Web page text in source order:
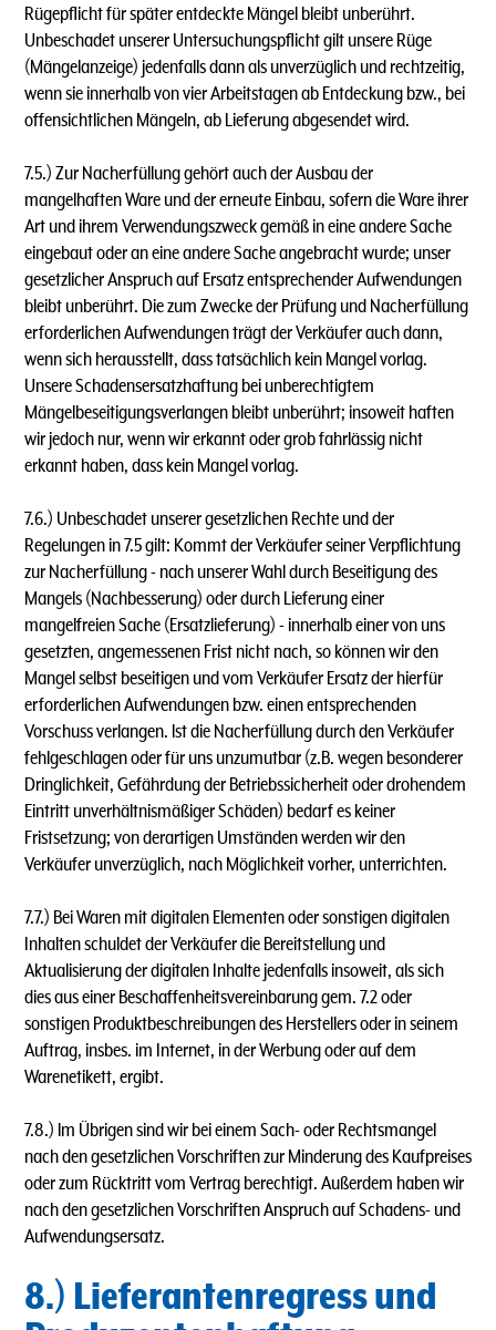
Rügepflicht für später entdeckte Mängel bleibt unberührt.
Unbeschadet unserer Untersuchungspflicht gilt unsere Rüge
(Mängelanzeige) jedenfalls dann als unverzüglich und rechtzeitig,
wenn sie innerhalb von vier Arbeitstagen ab Entdeckung bzw., bei
offensichtlichen Mängeln, ab Lieferung abgesendet wird.
7.5.) Zur Nacherfüllung gehört auch der Ausbau der
mangelhaften Ware und der erneute Einbau, sofern die Ware ihrer
Art und ihrem Verwendungszweck gemäß in eine andere Sache
eingebaut oder an eine andere Sache angebracht wurde; unser
gesetzlicher Anspruch auf Ersatz entsprechender Aufwendungen
bleibt unberührt. Die zum Zwecke der Prüfung und Nacherfüllung
erforderlichen Aufwendungen trägt der Verkäufer auch dann,
wenn sich herausstellt, dass tatsächlich kein Mangel vorlag.
Unsere Schadensersatzhaftung bei unberechtigtem
Mängelbeseitigungsverlangen bleibt unberührt; insoweit haften
wir jedoch nur, wenn wir erkannt oder grob fahrlässig nicht
erkannt haben, dass kein Mangel vorlag.
7.6.) Unbeschadet unserer gesetzlichen Rechte und der
Regelungen in 7.5 gilt: Kommt der Verkäufer seiner Verpflichtung
zur Nacherfüllung - nach unserer Wahl durch Beseitigung des
Mangels (Nachbesserung) oder durch Lieferung einer
mangelfreien Sache (Ersatzlieferung) - innerhalb einer von uns
gesetzten, angemessenen Frist nicht nach, so können wir den
Mangel selbst beseitigen und vom Verkäufer Ersatz der hierfür
erforderlichen Aufwendungen bzw. einen entsprechenden
Vorschuss verlangen. lst die Nacherfüllung durch den Verkäufer
fehlgeschlagen oder für uns unzumutbar (z.B. wegen besonderer
Dringlichkeit, Gefährdung der Betriebssicherheit oder drohendem
Eintritt unverhältnismäßiger Schäden) bedarf es keiner
Fristsetzung; von derartigen Umständen werden wir den
Verkäufer unverzüglich, nach Möglichkeit vorher, unterrichten.
7.7.) Bei Waren mit digitalen Elementen oder sonstigen digitalen
Inhalten schuldet der Verkäufer die Bereitstellung und
Aktualisierung der digitalen Inhalte jedenfalls insoweit, als sich
dies aus einer Beschaffenheitsvereinbarung gem. 7.2 oder
sonstigen Produktbeschreibungen des Herstellers oder in seinem
Auftrag, insbes. im Internet, in der Werbung oder auf dem
Warenetikett, ergibt.
7.8.) lm Übrigen sind wir bei einem Sach- oder Rechtsmangel
nach den gesetzlichen Vorschriften zur Minderung des Kaufpreises
oder zum Rücktritt vom Vertrag berechtigt. Außerdem haben wir
nach den gesetzlichen Vorschriften Anspruch auf Schadens- und
Aufwendungsersatz.
8.) Lieferantenregress und